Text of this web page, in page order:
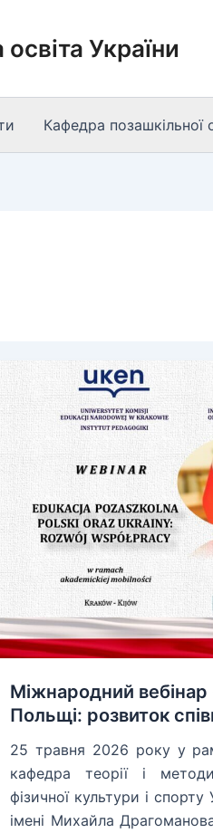
України
Кафедра позашкільної
Міжнародний вебінар
Польщі: розвиток
25 травня 2026 року у
кафедра теорії і
фізичної культури і
імені Михайла